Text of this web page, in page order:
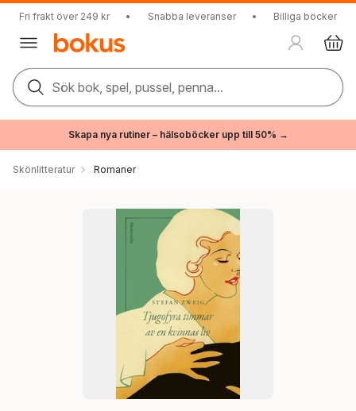
Fri frakt över 249 kr • Snabba leveranser • Billiga böcker
Sök bok, spel, pussel, penna...
Skapa nya rutiner – hälsoböcker upp till 50% →
Skönlitteratur Romaner